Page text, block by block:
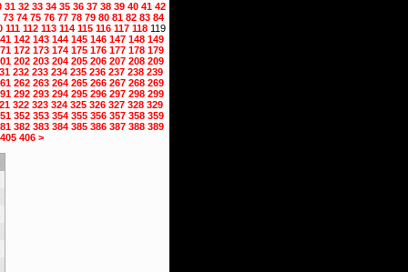
31 32 33 34 35 36 37 38 39 40 41 42
73 74 75 76 77 78 79 80 81 82 83 84
111 112 113 114 115 116 117 118119
142 143 144 145 146 147 148 149
172 173 174 175 176 177 178 179
202 203 204 205 206 207 208 209
232 233 234 235 236 237 238 239
262 263 264 265 266 267 268 269
292 293 294 295 296 297 298 299
322 323 324 325 326 327 328 329
352 353 354 355 356 357 358 359
382 383 384 385 386 387 388 389
405 406 >